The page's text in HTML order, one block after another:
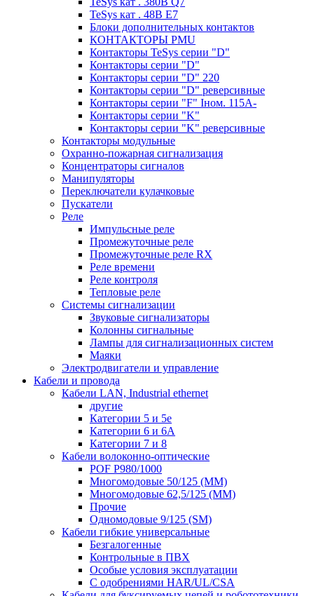
TeSys кат . 48В E7
Блоки дополнительных контактов
КОНТАКТОРЫ PMU
Контакторы TeSys серии "D"
Контакторы серии "D"
Контакторы серии "D" 220
Контакторы серии "D" реверсивные
Контакторы серии "F" Iном. 115А-
Контакторы серии "K"
Контакторы серии "K" реверсивные
Контакторы модульные
Охранно-пожарная сигнализация
Концентраторы сигналов
Манипуляторы
Переключатели кулачковые
Пускатели
Реле
Импульсные реле
Промежуточные реле
Промежуточные реле RX
Реле времени
Реле контроля
Тепловые реле
Системы сигнализации
Звуковые сигнализаторы
Колонны сигнальные
Лампы для сигнализационных систем
Маяки
Электродвигатели и управление
Кабели и провода
Кабели LAN, Industrial ethernet
другие
Категории 5 и 5е
Категории 6 и 6A
Категории 7 и 8
Кабели волоконно-оптические
POF P980/1000
Многомодовые 50/125 (ММ)
Многомодовые 62,5/125 (ММ)
Прочие
Одномодовые 9/125 (SM)
Кабели гибкие универсальные
Безгалогенные
Контрольные в ПВХ
Особые условия эксплуатации
С одобрениями HAR/UL/CSA